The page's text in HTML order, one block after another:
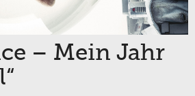
– Mein Jahr